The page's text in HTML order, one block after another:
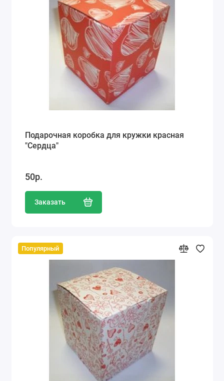
Подарочная коробка для кружки красная
"Сердца"
50р.
Заказать
Популярный